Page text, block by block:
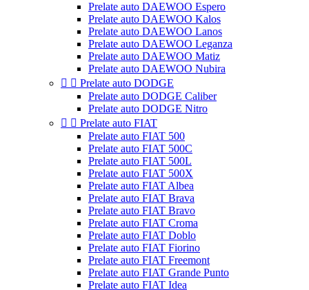
Prelate auto DAEWOO Espero
Prelate auto DAEWOO Kalos
Prelate auto DAEWOO Lanos
Prelate auto DAEWOO Leganza
Prelate auto DAEWOO Matiz
Prelate auto DAEWOO Nubira
  Prelate auto DODGE
Prelate auto DODGE Caliber
Prelate auto DODGE Nitro
  Prelate auto FIAT
Prelate auto FIAT 500
Prelate auto FIAT 500C
Prelate auto FIAT 500L
Prelate auto FIAT 500X
Prelate auto FIAT Albea
Prelate auto FIAT Brava
Prelate auto FIAT Bravo
Prelate auto FIAT Croma
Prelate auto FIAT Doblo
Prelate auto FIAT Fiorino
Prelate auto FIAT Freemont
Prelate auto FIAT Grande Punto
Prelate auto FIAT Idea